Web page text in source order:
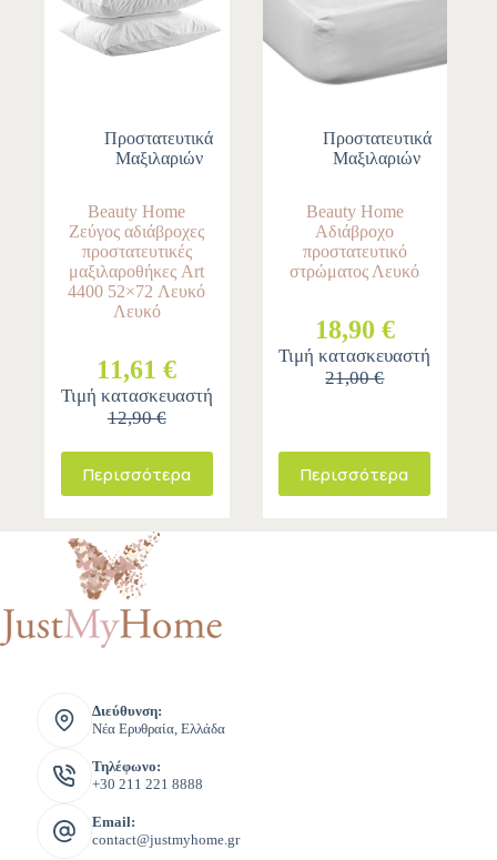
Προστατευτικά
Μαξιλαριών
Beauty Home
Ζεύγος αδιάβροχες
προστατευτικές
μαξιλαροθήκες Art
4400 52×72 Λευκό
Λευκό
11,61 €
Τιμή κατασκευαστή
12,90 €
Περισσότερα
Προστατευτικά
Μαξιλαριών
Beauty Home
Αδιάβροχο
προστατευτικό
στρώματος Λευκό
18,90 €
Τιμή κατασκευαστή
21,00 €
Περισσότερα
Διεύθυνση:
Νέα Ερυθραία, Ελλάδα
Τηλέφωνο:
+30 211 221 8888
Email:
contact@justmyhome.gr